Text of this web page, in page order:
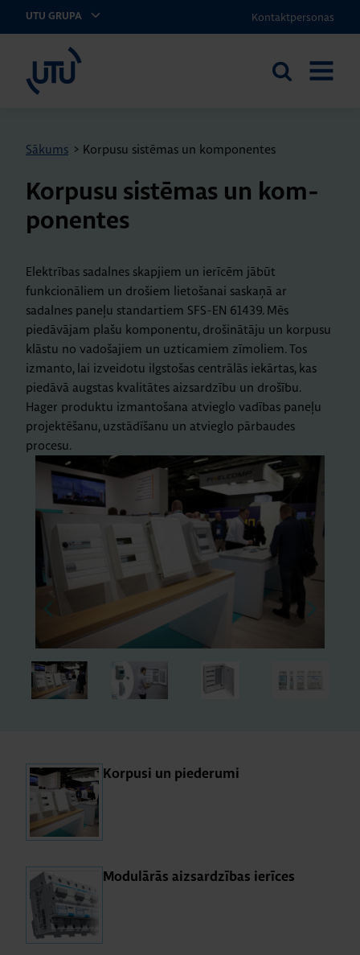
UTU GRUPA Kontaktpersonas
Meklēt
Sākums > Korpusu sistēmas un komponentes
Kor­pusu sis­tē­mas un kom­
po­nen­tes
Elektrības sadalnes skapjiem un ierīcēm jābūt
funkcionāliem un drošiem lietošanai saskaņā ar
sadalnes paneļu standartiem SFS-EN 61439. Mēs
piedāvājam plašu komponentu, drošinātāju un korpusu
klāstu no vadošajiem un uzticamiem zīmoliem. Tos
izmanto, lai izveidotu ilgstošas centrālās iekārtas, kas
piedāvā augstas kvalitātes aizsardzību un drošību.
Hager produktu izmantošana atvieglo vadības paneļu
projektēšanu, uzstādīšanu un atvieglo pārbaudes
procesu.
Kor­pusi un pie­de­rumi
Mo­du­lā­rās aiz­sar­dzī­bas ie­rī­ces